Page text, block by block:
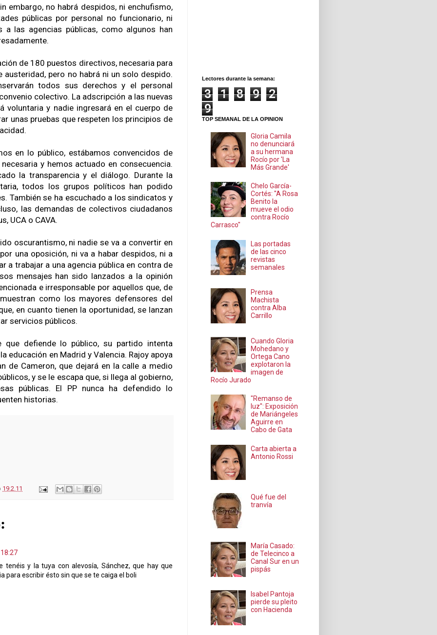
embargo, no habrá despidos, ni enchufismo,
públicas por personal no funcionario, ni
a las agencias públicas, como algunos han
de 180 puestos directivos, necesaria para
austeridad, pero no habrá ni un solo despido.
todos sus derechos y el personal
colectivo. La adscripción a las nuevas
voluntaria y nadie ingresará en el cuerpo de
unas pruebas que respeten los principios de
en lo público, estábamos convencidos de
y hemos actuado en consecuencia.
la transparencia y el diálogo. Durante la
todos los grupos políticos han podido
También se ha escuchado a los sindicatos y
las demandas de colectivos ciudadanos
UCA o CAVA.
oscurantismo, ni nadie se va a convertir en
una oposición, ni va a habar despidos, ni a
a trabajar a una agencia pública en contra de
mensajes han sido lanzados a la opinión
e irresponsable por aquellos que, de
como los mayores defensores del
en cuanto tienen la oportunidad, se lanzan
servicios públicos.
que defiende lo público, su partido intenta
educación en Madrid y Valencia. Rajoy apoya
de Cameron, que dejará en la calle a medio
y se le escapa que, si llega al gobierno,
públicas. El PP nunca ha defendido lo
historias.
19.2.11
tenéis y la tuya con alevosía, Sánchez, que hay que
para escribir ésto sin que se te caiga el boli
Lectores durante la semana:
3 1 8 9
2
9
TOP SEMANAL DE LA OPINION
Gloria Camila
no denunciará
a su hermana
Rocío por 'La
Más Grande'
Chelo García-
Cortés: "A Rosa
Benito la
mueve el odio
contra Rocío
Carrasco"
Las portadas
de las cinco
revistas
semanales
Prensa
Machista
contra Alba
Carrillo
Cuando Gloria
Mohedano y
Ortega Cano
explotaron la
imagen de
Rocío Jurado
"Remanso de
luz": Exposición
de Mariángeles
Aguirre en
Cabo de Gata
Carta abierta a
Antonio Rossi
Qué fue del
tranvía
María Casado:
de Telecinco a
Canal Sur en un
pispás
Isabel Pantoja
pierde su pleito
con Hacienda